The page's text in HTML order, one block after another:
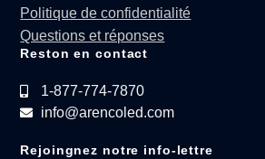
Politique de confidentialité
Questions et réponses
Reston en contact
1-877-774-7870
info@arencoled.com
Rejoingnez notre info-lettre